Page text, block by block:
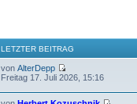
LETZTER BEITRAG
vonAlterDepp
Freitag 17. Juli 2026, 15:16